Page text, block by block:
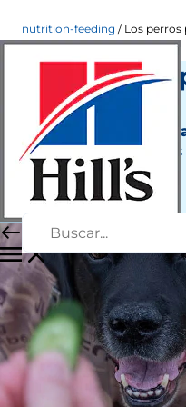
nutrition-feeding Los
Los
pepino
Nutrición y
Jean Marie Bauhaus
Febrero 28, 2022